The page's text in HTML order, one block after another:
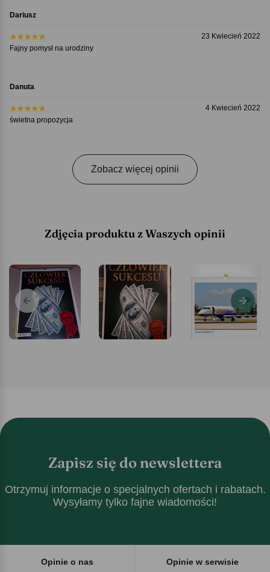
Dariusz
23 Kwiecień 2022
Fajny pomysł na urodziny
Danuta
4 Kwiecień 2022
świetna propozycja
Zobacz więcej opinii
Zdjęcia produktu z Waszych opinii
Zapisz się do newslettera
Otrzymuj informacje o specjalnych ofertach i rabatach.
Wysyłamy tylko fajne wiadomości!
Opinie o nas Opinie w serwisie